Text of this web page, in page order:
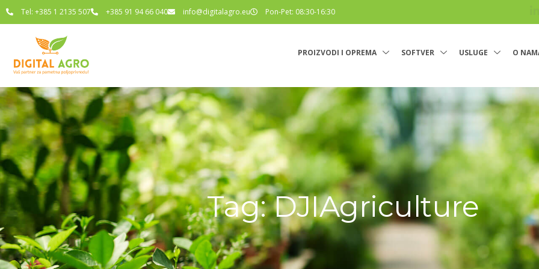
Tel: +385 1 2135 507 +385 91 94 66 040 info@digitalagro.eu Pon-Pet: 08:30-16:30
PROIZVODI I OPREMA SOFTVER USLUGE O
Tag: DJIAgriculture